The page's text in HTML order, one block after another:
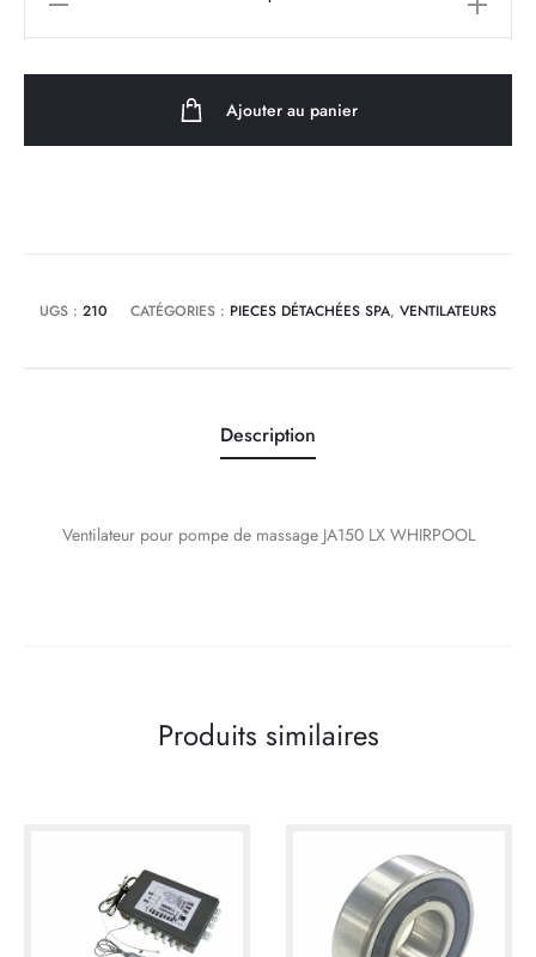
Ajouter au panier
UGS : 210 CATÉGORIES : PIECES DÉTACHÉES SPA, VENTILATEURS
Description
Ventilateur pour pompe de massage JA150 LX WHIRPOOL
Produits similaires